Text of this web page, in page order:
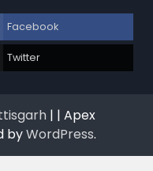
Facebook
Twitter
| | Apex
byWordPress.